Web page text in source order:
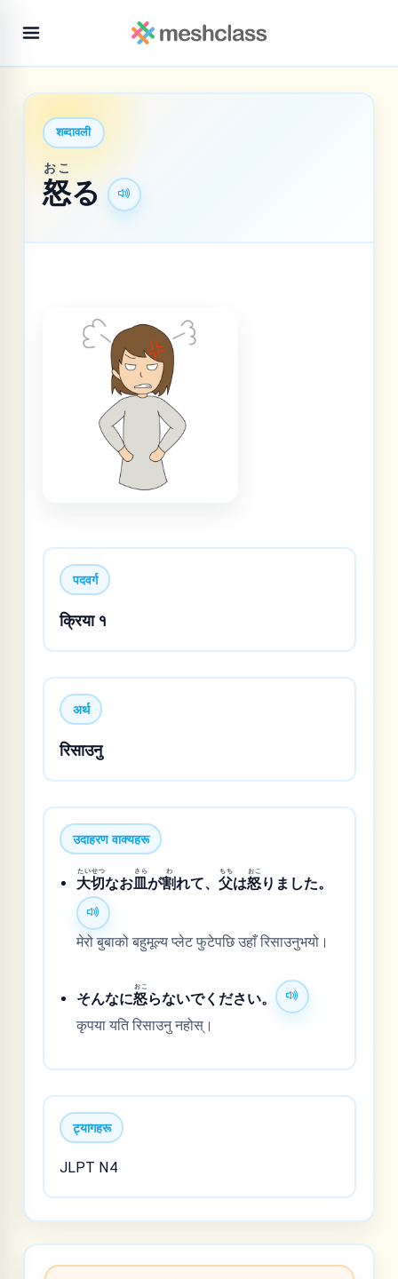
शब्दावली
怒
おこ
る
पदवर्ग
क्रिया १
अर्थ
रिसाउनु
उदाहरण वाक्यहरू
大
たい
切
せつ
なお皿
さら
が割
わ
れて、父
ちち
は怒
おこ
りました。
मेरो बुबाको बहुमूल्य प्लेट फुटेपछि उहाँ रिसाउनुभयो।
そんなに怒
おこ
らないでください。
कृपया यति रिसाउनु नहोस्।
ट्यागहरू
JLPT N4